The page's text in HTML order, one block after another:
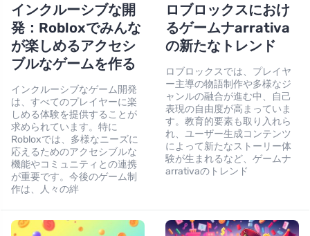
インクルーシブな開
発：Robloxでみんな
が楽しめるアクセシ
ブルなゲームを作る
インクルーシブなゲーム開発
は、すべてのプレイヤーに楽
しめる体験を提供することが
求められています。特に
Robloxでは、多様なニーズに
応えるためのアクセシブルな
機能やコミュニティとの連携
が重要です。今後のゲーム制
作は、人々の絆
ロブロックスにおけ
るゲームナarrativa
の新たなトレンド
ロブロックスでは、プレイヤ
ー主導の物語制作や多様なジ
ャンルの融合が進む中、自己
表現の自由度が高まっていま
す。教育的要素も取り入れら
れ、ユーザー生成コンテンツ
によって新たなストーリー体
験が生まれるなど、ゲームナ
arrativaのトレンド